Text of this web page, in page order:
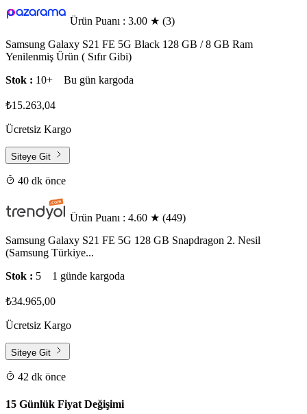
Ürün Puanı : 3.00 ★ (3)
Samsung Galaxy S21 FE 5G Black 128 GB / 8 GB Ram
Yenilenmiş Ürün ( Sıfır Gibi)
Stok : 10+ Bu gün kargoda
₺15.263,04
Ücretsiz Kargo
Siteye Git
40 dk önce
Ürün Puanı : 4.60 ★ (449)
Samsung Galaxy S21 FE 5G 128 GB Snapdragon 2. Nesil
(Samsung Türkiye...
Stok : 5 1 günde kargoda
₺34.965,00
Ücretsiz Kargo
Siteye Git
42 dk önce
15 Günlük Fiyat Değişimi